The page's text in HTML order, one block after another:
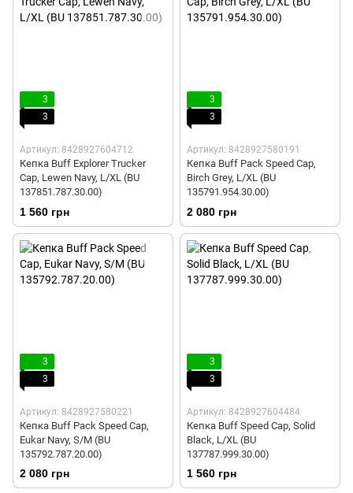
3
3
Артикул: 8428927604712
Кепка Buff Explorer Trucker
Cap, Lewen Navy, L/XL (BU
137851.787.30.00)
1 560 грн
3
3
Артикул: 8428927580191
Кепка Buff Pack Speed Cap,
Birch Grey, L/XL (BU
135791.954.30.00)
2 080 грн
3
3
Артикул: 8428927580221
Кепка Buff Pack Speed Cap,
Eukar Navy, S/M (BU
135792.787.20.00)
2 080 грн
3
3
Артикул: 8428927604484
Кепка Buff Speed Cap, Solid
Black, L/XL (BU
137787.999.30.00)
1 560 грн